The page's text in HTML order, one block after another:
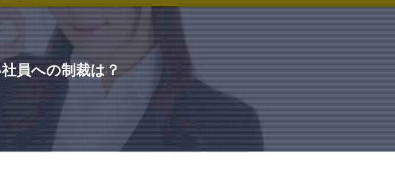
員への制裁は？